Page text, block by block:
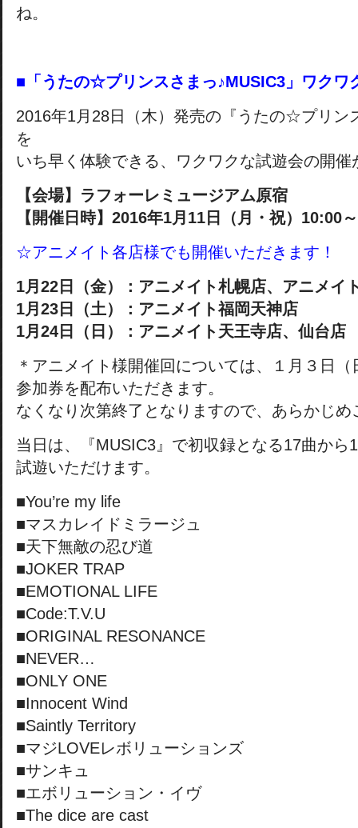
ね。
■「うたの☆プリンスさまっ♪MUSIC3」ワクワ
2016年1月28日（木）発売の『うたの☆プリン
を
いち早く体験できる、ワクワクな試遊会の開催
【会場】ラフォーレミュージアム原宿
【開催日時】2016年1月11日（月・祝）10:00
☆アニメイト各店様でも開催いただきます！
1月22日（金）：アニメイト札幌店、アニメイ
1月23日（土）：アニメイト福岡天神店
1月24日（日）：アニメイト天王寺店、仙台店
＊アニメイト様開催回については、１月３日
参加券を配布いただきます。
なくなり次第終了となりますので、あらかじめ
当日は、『MUSIC3』で初収録となる17曲から
試遊いただけます。
■You’re my life
■マスカレイドミラージュ
■天下無敵の忍び道
■JOKER TRAP
■EMOTIONAL LIFE
■Code:T.V.U
■ORIGINAL RESONANCE
■NEVER…
■ONLY ONE
■Innocent Wind
■Saintly Territory
■マジLOVEレボリューションズ
■サンキュ
■エボリューション・イヴ
■The dice are cast